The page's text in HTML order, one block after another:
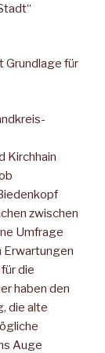
Grundlage für
Kirchhain
zwischen
Umfrage
Erwartungen
die
haben den
die alte
Auge